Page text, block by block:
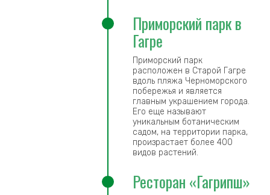
Приморский парк в
Гагре
Приморский парк
расположен в Старой Гагре
вдоль пляжа Черноморского
побережья и является
главным украшением города.
Его еще называют
уникальным ботаническим
садом, на территории парка,
произрастает более 400
видов растений.
Ресторан «Гагрипш»